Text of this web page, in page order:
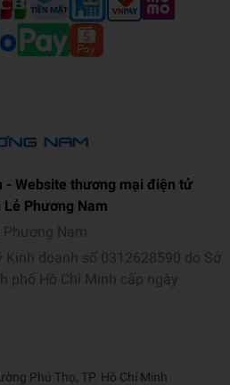
Champions Bugatti Centodieci –
thật với các khe hút gió và mâm
bày đẹp mắt trên bàn làm việc, kệ
Kết hợp cùng các mẫu xe khác
Champions (bán riêng) để mở
Speed Champions giúp trẻ
có chiều dài khoảng 15 cm (6
- Website thương mại điện tử
Lẻ Phương Nam
Phương Nam
doanh số 0312628590 do Sở
phố Hồ Chí Minh cấp ngày
Phú Thọ, TP. Hồ Chí Minh